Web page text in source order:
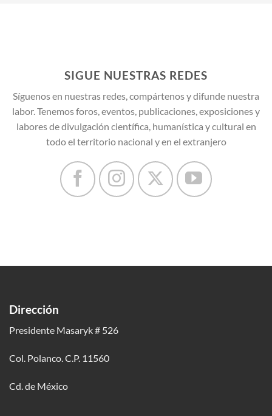
SIGUE NUESTRAS REDES
Síguenos en nuestras redes, compártenos y difunde nuestra
labor. Tenemos foros, eventos, publicaciones, exposiciones y
labores de divulgación científica, humanística y cultural en
todo el territorio nacional y en el extranjero
Dirección
Presidente Masaryk # 526
Col. Polanco. C.P. 11560
Cd. de México